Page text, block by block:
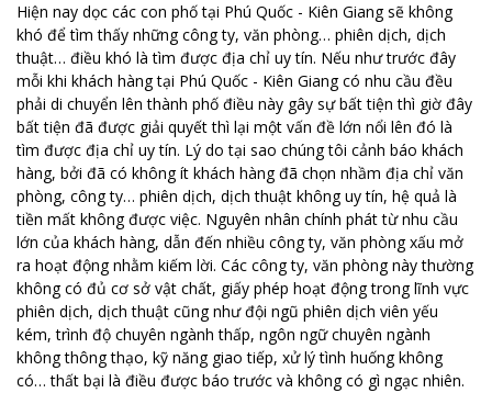
Hiện nay dọc các con phố tại Phú Quốc - Kiên Giang sẽ không
khó để tìm thấy những công ty, văn phòng… phiên dịch, dịch
thuật… điều khó là tìm được địa chỉ uy tín. Nếu như trước đây
mỗi khi khách hàng tại Phú Quốc - Kiên Giang có nhu cầu đều
phải di chuyển lên thành phố điều này gây sự bất tiện thì giờ đây
bất tiện đã được giải quyết thì lại một vấn đề lớn nổi lên đó là
tìm được địa chỉ uy tín. Lý do tại sao chúng tôi cảnh báo khách
hàng, bởi đã có không ít khách hàng đã chọn nhầm địa chỉ văn
phòng, công ty… phiên dịch, dịch thuật không uy tín, hệ quả là
tiền mất không được việc. Nguyên nhân chính phát từ nhu cầu
lớn của khách hàng, dẫn đến nhiều công ty, văn phòng xấu mở
ra hoạt động nhằm kiếm lời. Các công ty, văn phòng này thường
không có đủ cơ sở vật chất, giấy phép hoạt động trong lĩnh vực
phiên dịch, dịch thuật cũng như đội ngũ phiên dịch viên yếu
kém, trình độ chuyên ngành thấp, ngôn ngữ chuyên ngành
không thông thạo, kỹ năng giao tiếp, xử lý tình huống không
có… thất bại là điều được báo trước và không có gì ngạc nhiên.